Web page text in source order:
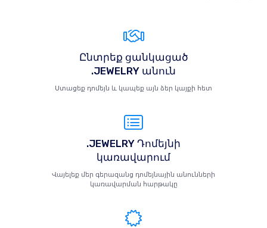
Ընտրեք ցանկացած
.JEWELRY անուն
Ստացեք դոմեյն և կապեք այն ձեր կայքի հետ
.JEWELRY Դոմեյնի
կառավարում
Վայելեք մեր գերազանց դոմեյնային անունների
կառավարման հարթակը